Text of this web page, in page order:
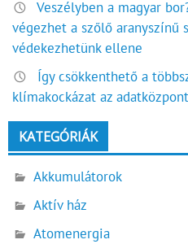
Veszélyben a magyar
végezhet a szőlő aranyszínű
védekezhetünk ellene
Így csökkenthető a
klímakockázat az
KATEGÓRIÁK
Akkumulátorok
Aktív ház
Atomenergia